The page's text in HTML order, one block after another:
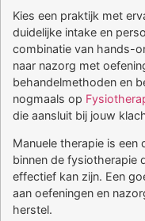
Kies een praktijk met
duidelijke intake en
combinatie van hands-
naar nazorg met
behandelmethoden en
nogmaals op
die aansluit bij jouw
Manuele therapie is
binnen de fysiotherapie
effectief kan zijn. Een
aan oefeningen en
herstel.